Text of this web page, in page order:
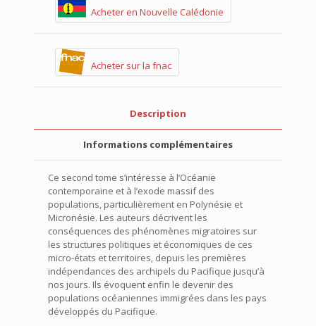
Acheter en Nouvelle Calédonie
Acheter sur la fnac
Description
Informations complémentaires
Ce second tome s’intéresse à l’Océanie
contemporaine et à l’exode massif des
populations, particulièrement en Polynésie et
Micronésie. Les auteurs décrivent les
conséquences des phénomènes migratoires sur
les structures politiques et économiques de ces
micro-états et territoires, depuis les premières
indépendances des archipels du Pacifique jusqu’à
nos jours. Ils évoquent enfin le devenir des
populations océaniennes immigrées dans les pays
développés du Pacifique.